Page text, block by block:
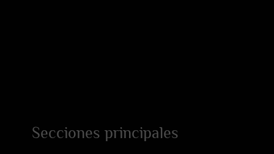
Secciones principales